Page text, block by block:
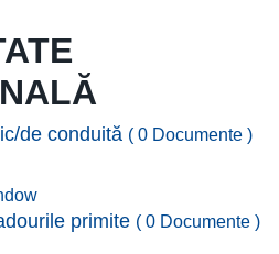
de conduită ( 0 Documente )
primite ( 0 Documente )